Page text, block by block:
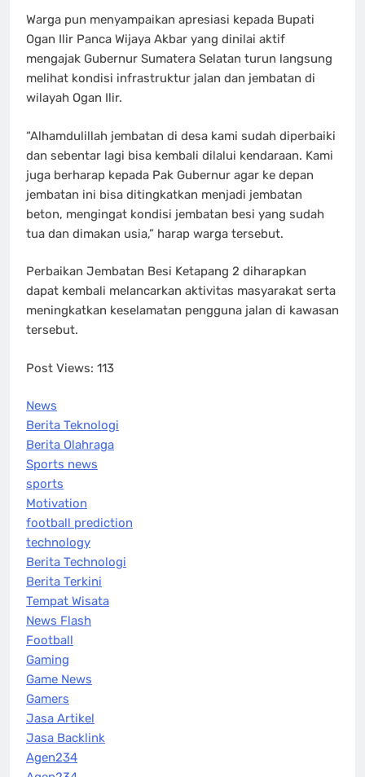
Warga pun menyampaikan apresiasi kepada Bupati
Ogan Ilir Panca Wijaya Akbar yang dinilai aktif
mengajak Gubernur Sumatera Selatan turun langsung
melihat kondisi infrastruktur jalan dan jembatan di
wilayah Ogan Ilir.
“Alhamdulillah jembatan di desa kami sudah diperbaiki
dan sebentar lagi bisa kembali dilalui kendaraan. Kami
juga berharap kepada Pak Gubernur agar ke depan
jembatan ini bisa ditingkatkan menjadi jembatan
beton, mengingat kondisi jembatan besi yang sudah
tua dan dimakan usia,” harap warga tersebut.
Perbaikan Jembatan Besi Ketapang 2 diharapkan
dapat kembali melancarkan aktivitas masyarakat serta
meningkatkan keselamatan pengguna jalan di kawasan
tersebut.
Post Views: 113
News
Berita Teknologi
Berita Olahraga
Sports news
sports
Motivation
football prediction
technology
Berita Technologi
Berita Terkini
Tempat Wisata
News Flash
Football
Gaming
Game News
Gamers
Jasa Artikel
Jasa Backlink
Agen234